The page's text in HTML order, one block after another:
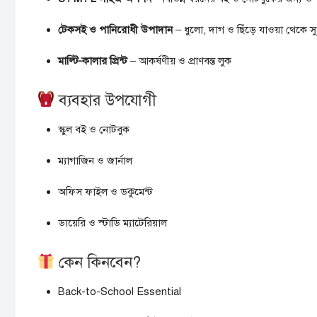
টেকসই ও পানিরোধী উপাদান– ধুলো, দাগ ও ছিঁড়ে যাওয়া থেকে
মাল্টি-কালার প্রিন্ট– আকর্ষণীয় ও প্রাণবন্ত লুক
ব্যবহার উপযোগী
স্কুল বই ও নোটবুক
ম্যাগাজিন ও জার্নাল
অফিস ফাইল ও ডকুমেন্ট
ডায়েরি ও স্টাডি ম্যাটেরিয়াল
কেন কিনবেন?
Back-to-School Essential